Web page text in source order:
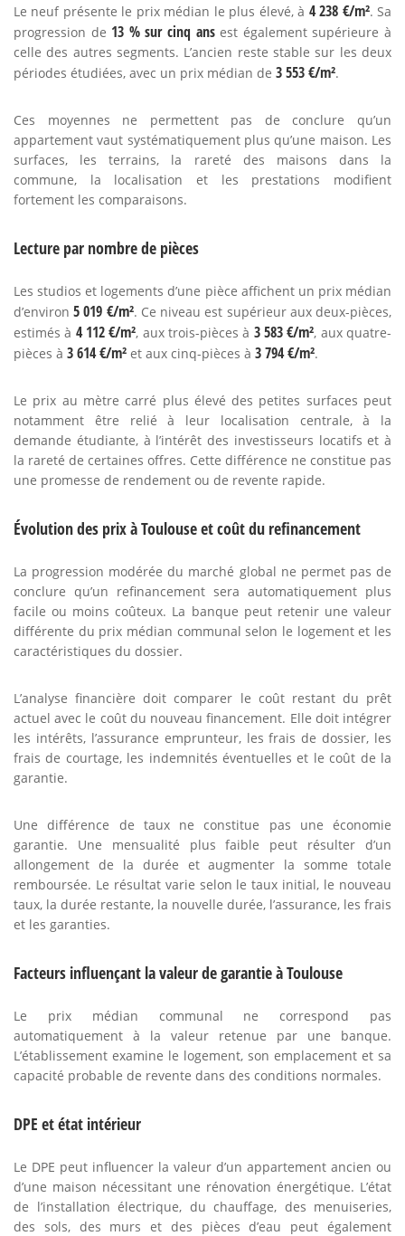
Le neuf présente le prix médian le plus élevé, à 4 238 €/m². Sa
progression de 13 % sur cinq ansest également supérieure à
celle des autres segments. L’ancien reste stable sur les deux
périodes étudiées, avec un prix médian de 3 553 €/m².
Ces moyennes ne permettent pas de conclure qu’un
appartement vaut systématiquement plus qu’une maison. Les
surfaces, les terrains, la rareté des maisons dans la
commune, la localisation et les prestations modifient
fortement les comparaisons.
Lecture par nombre de pièces
Les studios et logements d’une pièce affichent un prix médian
d’environ5 019 €/m². Ce niveau est supérieur aux deux-pièces,
estimés à 4 112 €/m², aux trois-pièces à 3 583 €/m², aux quatre-
pièces à 3 614 €/m² et aux cinq-pièces à 3 794 €/m².
Le prix au mètre carré plus élevé des petites surfaces peut
notamment être relié à leur localisation centrale, à la
demande étudiante, à l’intérêt des investisseurs locatifs et à
la rareté de certaines offres. Cette différence ne constitue pas
une promesse de rendement ou de revente rapide.
Évolution des prix à Toulouse et coût du refinancement
La progression modérée du marché global ne permet pas de
conclure qu’un refinancement sera automatiquement plus
facile ou moins coûteux. La banque peut retenir une valeur
différente du prix médian communal selon le logement et les
caractéristiques du dossier.
L’analyse financière doit comparer le coût restant du prêt
actuel avec le coût du nouveau financement. Elle doit intégrer
les intérêts, l’assurance emprunteur, les frais de dossier, les
frais de courtage, les indemnités éventuelles et le coût de la
garantie.
Une différence de taux ne constitue pas une économie
garantie. Une mensualité plus faible peut résulter d’un
allongement de la durée et augmenter la somme totale
remboursée. Le résultat varie selon le taux initial, le nouveau
taux, la durée restante, la nouvelle durée, l’assurance, les frais
et les garanties.
Facteurs influençant la valeur de garantie à Toulouse
Le prix médian communal ne correspond pas
automatiquement à la valeur retenue par une banque.
L’établissement examine le logement, son emplacement et sa
capacité probable de revente dans des conditions normales.
DPE et état intérieur
Le DPE peut influencer la valeur d’un appartement ancien ou
d’une maison nécessitant une rénovation énergétique. L’état
de l’installation électrique, du chauffage, des menuiseries,
des sols, des murs et des pièces d’eau peut également